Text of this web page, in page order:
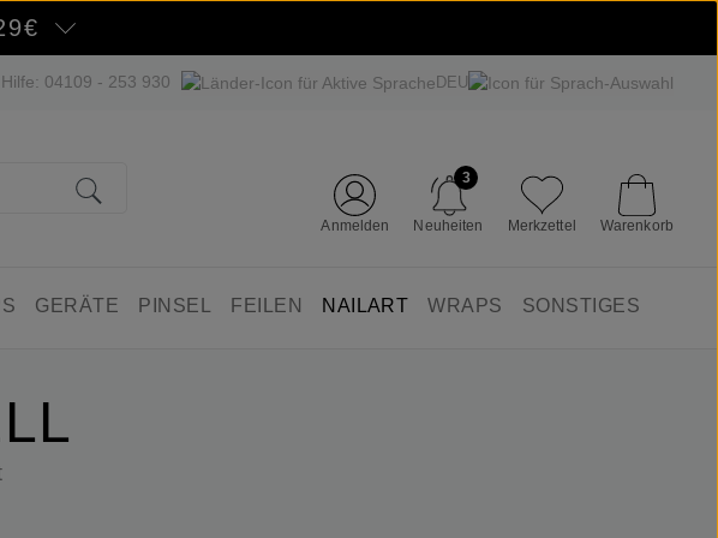
Hilfe: 04109 - 253 930 DEU
Anmelden Neuheiten
3
Merkzettel Warenkorb
GERÄTE PINSEL FEILEN NAILART WRAPS SONSTIGES